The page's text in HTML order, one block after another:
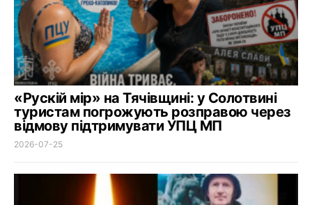
«Рускій мір» на Тячівщині: у Солотвині
туристам погрожують розправою через
відмову підтримувати УПЦ МП
2026-07-25